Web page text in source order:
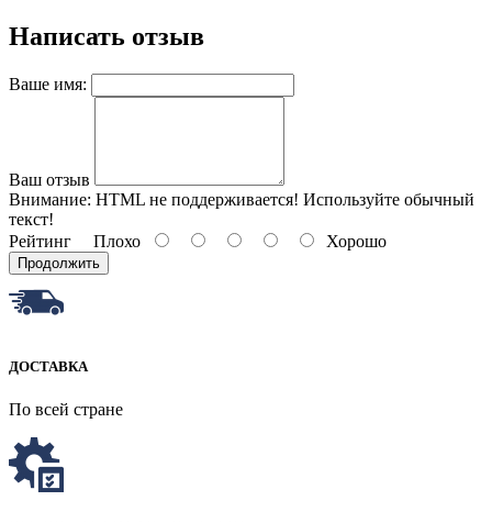
Написать отзыв
Ваше имя:
Ваш отзыв
Внимание: HTML не поддерживается! Используйте обычный
текст!
Рейтинг Плохо Хорошо
Продолжить
ДОСТАВКА
По всей стране